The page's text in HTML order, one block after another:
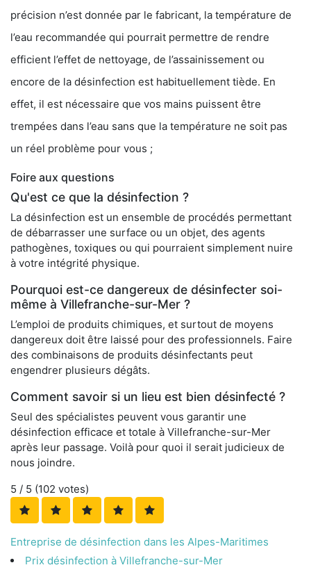
précision n’est donnée par le fabricant, la température de
l’eau recommandée qui pourrait permettre de rendre
efficient l’effet de nettoyage, de l’assainissement ou
encore de la désinfection est habituellement tiède. En
effet, il est nécessaire que vos mains puissent être
trempées dans l’eau sans que la température ne soit pas
un réel problème pour vous ;
Foire aux questions
Qu'est ce que la désinfection ?
La désinfection est un ensemble de procédés permettant
de débarrasser une surface ou un objet, des agents
pathogènes, toxiques ou qui pourraient simplement nuire
à votre intégrité physique.
Pourquoi est-ce dangereux de désinfecter soi-
même à Villefranche-sur-Mer ?
L’emploi de produits chimiques, et surtout de moyens
dangereux doit être laissé pour des professionnels. Faire
des combinaisons de produits désinfectants peut
engendrer plusieurs dégâts.
Comment savoir si un lieu est bien désinfecté ?
Seul des spécialistes peuvent vous garantir une
désinfection efficace et totale à Villefranche-sur-Mer
après leur passage. Voilà pour quoi il serait judicieux de
nous joindre.
5 / 5 (102 votes)
Entreprise de désinfection dans les Alpes-Maritimes
Prix désinfection à Villefranche-sur-Mer